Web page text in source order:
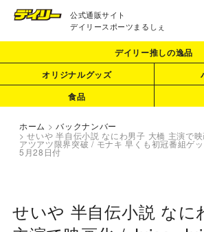
公式通販サイト
デイリースポーツまるしぇ
デイリー推しの逸品
オリジナルグッズ
食品
ホーム > バックナンバー
> せいや 半自伝小説 なにわ男子 大橋 主演で
アツアツ限界突破 / モナキ 早くも初冠番組ゲ
5月28日付
せいや 半自伝小説 なに